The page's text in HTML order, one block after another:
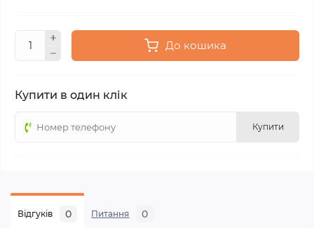
До кошика
Купити в один клік
Купити
Відгуків 0 Питання 0